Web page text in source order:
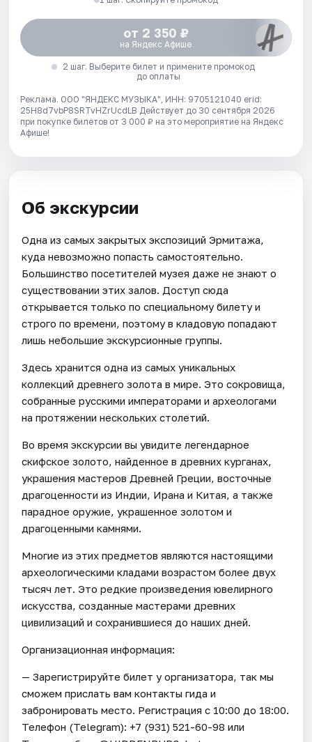
от 2 350 ₽
на Яндекс Афише
2 шаг. Выберите билет и примените промокод
до оплаты
Реклама. ООО "ЯНДЕКС МУЗЫКА", ИНН: 9705121040 erid:
25H8d7vbP8SRTvHZrUcdLB Действует до 30 сентября 2026
при покупке билетов от 3 000 ₽ на это мероприятие на Яндекс
Афише!
Об экскурсии
Одна из самых закрытых экспозиций Эрмитажа,
куда невозможно попасть самостоятельно.
Большинство посетителей музея даже не знают о
существовании этих залов. Доступ сюда
открывается только по специальному билету и
строго по времени, поэтому в кладовую попадают
лишь небольшие экскурсионные группы.
Здесь хранится одна из самых уникальных
коллекций древнего золота в мире. Это сокровища,
собранные русскими императорами и археологами
на протяжении нескольких столетий.
Во время экскурсии вы увидите легендарное
скифское золото, найденное в древних курганах,
украшения мастеров Древней Греции, восточные
драгоценности из Индии, Ирана и Китая, а также
парадное оружие, украшенное золотом и
драгоценными камнями.
Многие из этих предметов являются настоящими
археологическими кладами возрастом более двух
тысяч лет. Это редкие произведения ювелирного
искусства, созданные мастерами древних
цивилизаций и сохранившиеся до наших дней.
Организационная информация:
— Зарегистрируйте билет у организатора, так мы
сможем прислать вам контакты гида и
забронировать место. Регистрация с 10:00 до 18:00.
Телефон (Telegram): +7 (931) 521-60-98 или